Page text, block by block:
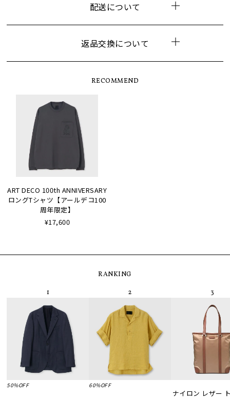
配送について
返品交換について
RECOMMEND
ART DECO 100th ANNIVERSARY
ロングTシャツ【アールデコ100
周年限定】
¥17,600
RANKING
50%OFF 60%OFF
ナイロン レザー